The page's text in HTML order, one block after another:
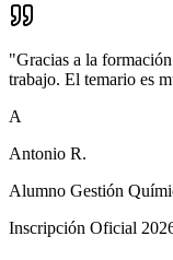
"Gracias a la
trabajo. El temario es
A
Antonio R.
Alumno Gestión
Inscripción Oficial